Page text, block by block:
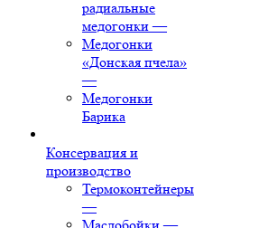
радиальные
медогонки —
Медогонки
«Донская пчела»
—
Медогонки
Барика
Консервация и
производство
Термоконтейнеры
—